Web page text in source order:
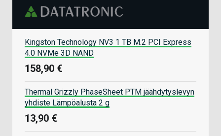
Kingston Technology NV3 1 TB M.2 PCI Express
4.0 NVMe 3D NAND
158,90 €
Thermal Grizzly PhaseSheet PTM jäähdytyslevyn
yhdiste Lämpöalusta 2 g
13,90 €